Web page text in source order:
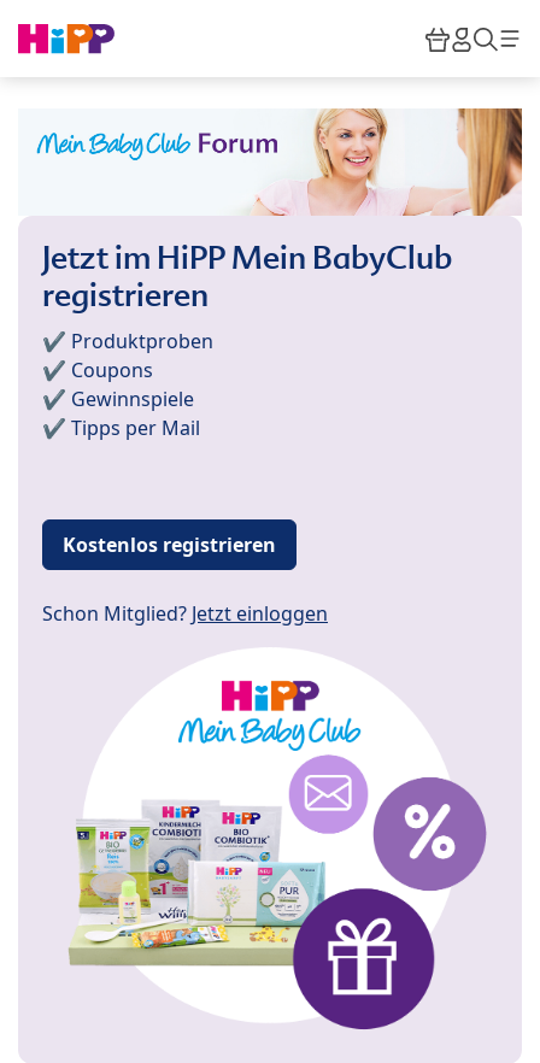
HiPP
Jetzt im HiPP Mein BabyClub
registrieren
✔️ Produktproben
✔️ Coupons
✔️ Gewinnspiele
✔️ Tipps per Mail
Kostenlos registrieren
Schon Mitglied? Jetzt einloggen